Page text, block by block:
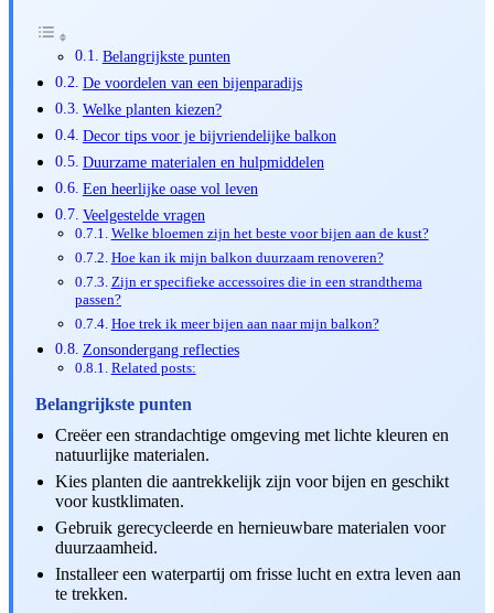
Belangrijkste punten
De voordelen van een bijenparadijs
Welke planten kiezen?
Decor tips voor je bijvriendelijke balkon
Duurzame materialen en hulpmiddelen
Een heerlijke oase vol leven
Veelgestelde vragen
Welke bloemen zijn het beste voor bijen aan de kust?
Hoe kan ik mijn balkon duurzaam renoveren?
Zijn er specifieke accessoires die in een strandthema
passen?
Hoe trek ik meer bijen aan naar mijn balkon?
Zonsondergang reflecties
Related posts:
Belangrijkste punten
Creëer een strandachtige omgeving met lichte kleuren en
natuurlijke materialen.
Kies planten die aantrekkelijk zijn voor bijen en geschikt
voor kustklimaten.
Gebruik gerecycleerde en hernieuwbare materialen voor
duurzaamheid.
Installeer een waterpartij om frisse lucht en extra leven aan
te trekken.